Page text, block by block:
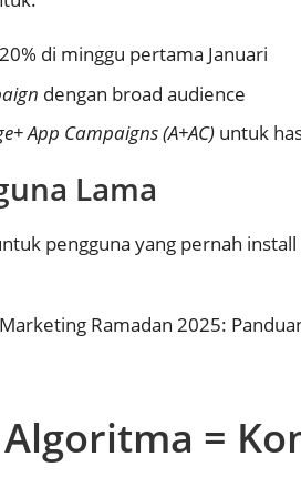
di minggu pertama Januari
dengan broad audience
App Campaigns (A+AC) untuk
Lama
pengguna yang pernah
Ramadan 2025:
=